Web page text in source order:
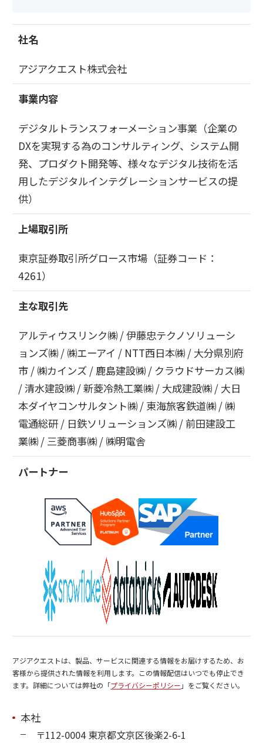
アプリケーション／システム
マルチクラウド導入
データ基盤
パートナー
クラウド
セキュリティ
EC / MA・CRM / CMS
CAD / 3D・BIM / CIM
ERP
IRライブラリ一覧
決算短信
有価証券報告等法定開示資料
株主総会関連資料
適時開示情報
株式情報
株式基本情報
株価情報
その他IR情報
IRカレンダー
ディスクロージャーポリシー
免責事項
IR情報お問合せ
電子公告
電子公告
社名
アジアクエスト株式会社
事業内容
デジタルトランスフォーメーション事業（企業の
DXを実現する為のコンサルティング、システム開
発、プロダクト開発等、様々なデジタル技術を活
用したデジタルインテグレーションサービスの提
供）
上場取引所
東京証券取引所グロース市場（証券コード：
4261）
主な取引先
アルティウスリンク㈱ / 伊藤忠テクノソリューシ
ョンズ㈱ / ㈱エーアイ / NTT西日本㈱ / 大分県別府
市 / ㈱カインズ / 鹿島建設㈱ / クラウドサーカス㈱
/ 清水建設㈱ / 新菱冷熱工業㈱ / 大成建設㈱ / 大日
本ダイヤコンサルタント㈱ / 東海旅客鉄道㈱ / ㈱
電通総研 / 日鉄ソリューションズ㈱ / 前田建設工
業㈱ / 三菱商事㈱ / ㈱明電舎
パートナー
アジアクエストは、製品、サービスに関連する情報をお届けするため、お
客様から提供された情報を利用します。この情報配信はいつでも停止でき
ます。詳細については弊社の「プライバシーポリシー 」をご覧ください。
本社
〒112-0004 東京都文京区後楽2-6-1